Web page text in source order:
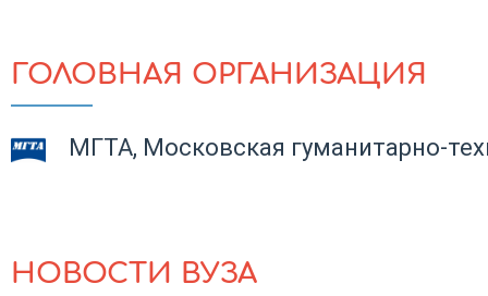
ГОЛОВНАЯ ОРГАНИЗАЦИЯ
МГТА, Московская гуманитарно-
НОВОСТИ ВУЗА